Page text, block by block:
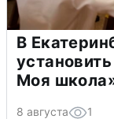
В
Моя
8 августа 1